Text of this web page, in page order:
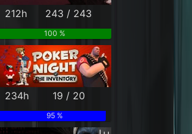
212h 243 / 243
100 %
234h 19 / 20
95 %